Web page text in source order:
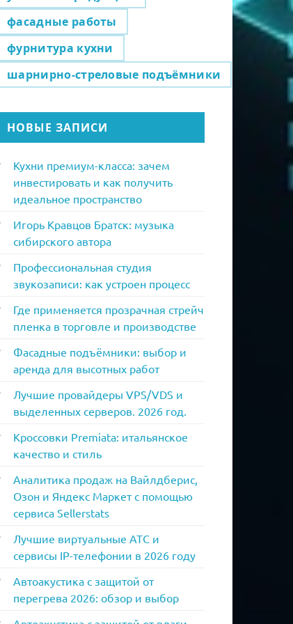
фасадные работы
фурнитура кухни
шарнирно-стреловые подъёмники
НОВЫЕ ЗАПИСИ
Кухни премиум-класса: зачем
инвестировать и как получить
идеальное пространство
Игорь Кравцов Братск: музыка
сибирского автора
Профессиональная студия
звукозаписи: как устроен процесс
Где применяется прозрачная стрейч
пленка в торговле и производстве
Фасадные подъёмники: выбор и
аренда для высотных работ
Лучшие провайдеры VPS/VDS и
выделенных серверов. 2026 год.
Кроссовки Premiata: итальянское
качество и стиль
Аналитика продаж на Вайлдберис,
Озон и Яндекс Маркет с помощью
сервиса Sellerstats
Лучшие виртуальные АТС и
сервисы IP-телефонии в 2026 году
Автоакустика с защитой от
перегрева 2026: обзор и выбор